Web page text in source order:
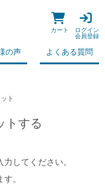
カート
ログイン
会員登録
の声 よくある質問
ト
トする
してください。
。